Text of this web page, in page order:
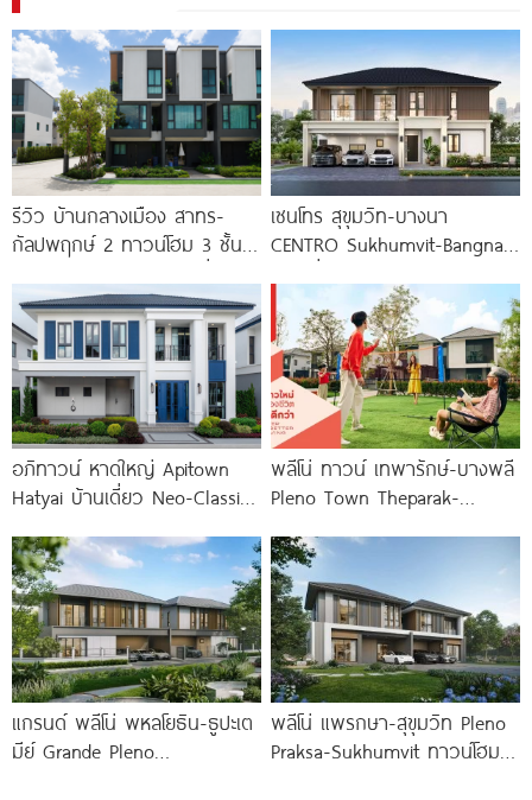
รีวิว บ้านกลางเมือง สาทร-
กัลปพฤกษ์ 2 ทาวน์โฮม 3 ชั้น
สาทร เพียง
เซนโทร สุขุมวิท-บางนา
CENTRO Sukhumvit-Bangna
ถนนสุขุมวิท และรถไฟฟ้า 2
อภิทาวน์ หาดใหญ่ Apitown
Hatyai บ้านเดี่ยว Neo-Classic
ม.หาดใหญ่ 10
พลีโน่ ทาวน์ เทพารักษ์-บางพลี
Pleno Town Theparak-
ใหม่จาก AP เริ่ม 1.xx
แกรนด์ พลีโน่ พหลโยธิน-ธูปะเต
มีย์ Grande Pleno
พลีโน่ แพรกษา-สุขุมวิท Pleno
Praksa-Sukhumvit ทาวน์โฮม